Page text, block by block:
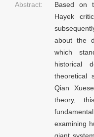
Abstract:
Based on
Hayek
about the
which
historical
theoretical
Qian
theory,
examining